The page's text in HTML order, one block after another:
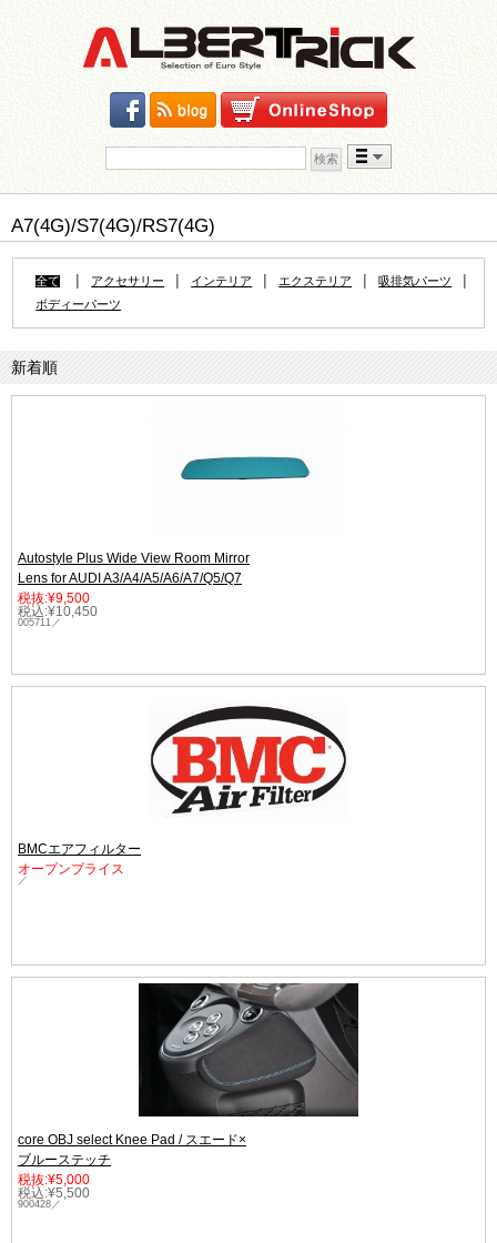
Skip to content
A7(4G)/S7(4G)/RS7(4G)
全て | アクセサリー | インテリア | エクステリア | 吸排気パーツ |
ボディーパーツ
新着順
Autostyle Plus Wide View Room Mirror
Lens for AUDI A3/A4/A5/A6/A7/Q5/Q7
税抜:¥9,500
税込:¥10,450
005711／
BMCエアフィルター
オープンプライス
／
core OBJ select Knee Pad / スエード×
ブルーステッチ
税抜:¥5,000
税込:¥5,500
900428／